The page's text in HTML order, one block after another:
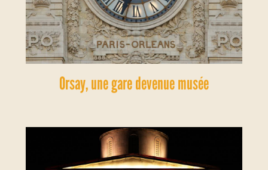
Orsay, une gare devenue musée